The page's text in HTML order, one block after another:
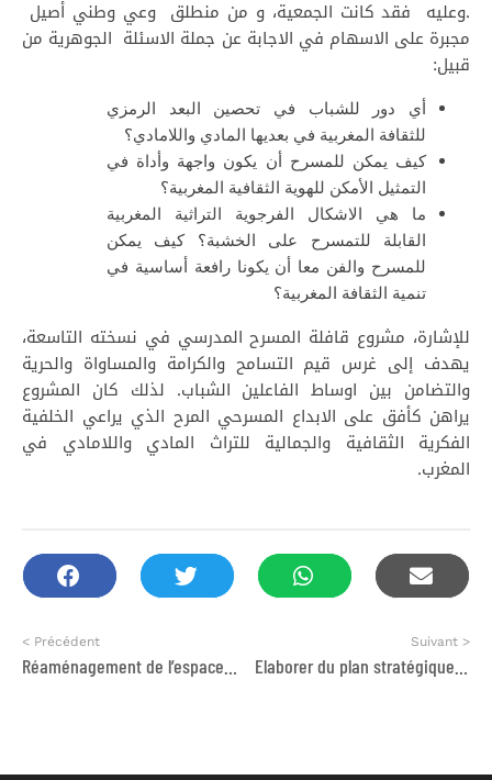
.وعليه فقد كانت الجمعية، و من منطلق وعي وطني أصيل
مجبرة على الاسهام في الاجابة عن جملة الاسئلة الجوهرية من
قبيل:
أي دور للشباب في تحصين البعد الرمزي
للثقافة المغربية في بعديها المادي واللامادي؟
كيف يمكن للمسرح أن يكون واجهة وأداة في
التمثيل الأمكن للهوية الثقافية المغربية؟
ما هي الاشكال الفرجوية التراثية المغربية
القابلة للتمسرح على الخشبة؟ كيف يمكن
للمسرح والفن معا أن يكونا رافعة أساسية في
تنمية الثقافة المغربية؟
للإشارة، مشروع قافلة المسرح المدرسي في نسخته التاسعة،
يهدف إلى غرس قيم التسامح والكرامة والمساواة والحرية
والتضامن بين اوساط الفاعلين الشباب. لذلك كان المشروع
يراهن كأفق على الابداع المسرحي المرح الذي يراعي الخلفية
الفكرية الثقافية والجمالية للتراث المادي واللامادي في
المغرب.
< Précédent Suivant >